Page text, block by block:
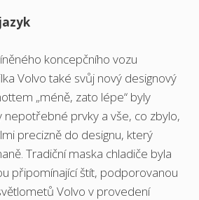
koncepčního vozu
Volvo také svůj nový designový
„méně, zato lépe“ byly
nepotřebné prvky a vše, co zbylo,
precizně do designu, který
Tradiční maska chladiče byla
připomínající štít, podporovanou
Volvo v provedení